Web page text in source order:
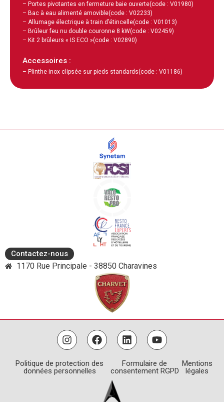
– Portes pivotantes en fermeture baie ouverte(code : V01980)
– Bac à eau alimenté amovible(code : V02233)
– Allumage électrique à train d’étincelle(code : V01013)
– Brûleur feu nu double couronne 8 kW(code : V02459)
– Kit 2 brûleurs « IS ECO »(code : V02890)
Accessoires :
– Plinthe inox clipsée sur pieds standards(code : V01186)
Contactez-nous
1170 Rue Principale - 38850 Charavines
Politique de protection des
données personnelles
Formulaire de
consentement RGPD
Mentions
légales